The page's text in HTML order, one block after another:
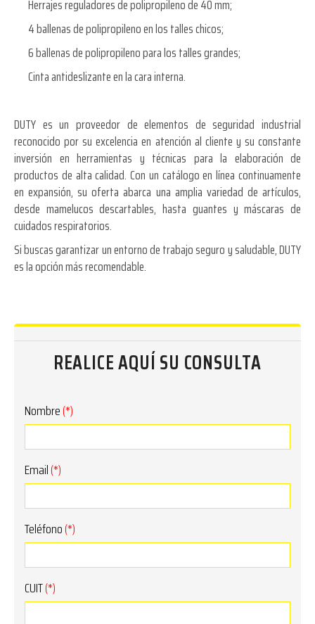
Herrajes reguladores de polipropileno de 40 mm;
4 ballenas de polipropileno en los talles chicos;
6 ballenas de polipropileno para los talles grandes;
Cinta antideslizante en la cara interna.
DUTY es un proveedor de elementos de seguridad industrial
reconocido por su excelencia en atención al cliente y su constante
inversión en herramientas y técnicas para la elaboración de
productos de alta calidad. Con un catálogo en línea continuamente
en expansión, su oferta abarca una amplia variedad de artículos,
desde mamelucos descartables, hasta guantes y máscaras de
cuidados respiratorios.
Si buscas garantizar un entorno de trabajo seguro y saludable, DUTY
es la opción más recomendable.
REALICE AQUÍ SU CONSULTA
Nombre(*)
Email(*)
Teléfono(*)
CUIT(*)